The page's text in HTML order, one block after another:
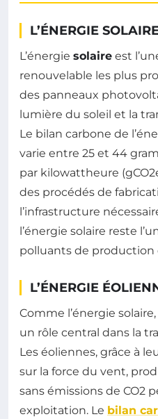
L’ÉNERGIE
L’énergie solaire est
renouvelable les plus
des panneaux
lumière du soleil et la
Le bilan carbone de
varie entre 25 et 44
par kilowattheure
des procédés de
l’infrastructure
l’énergie solaire reste
polluants de production
L’ÉNERGIE
Comme l’énergie solaire,
un rôle central dans la
Les éoliennes, grâce à
sur la force du vent,
sans émissions de CO2
exploitation. Le bilan